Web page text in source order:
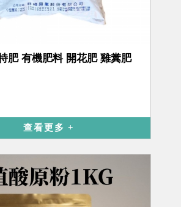
肥 有機肥料 開花肥 雞糞肥
查看更多